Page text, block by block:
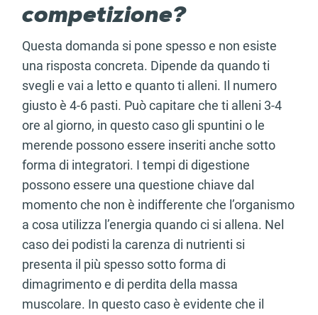
competizione?
Questa domanda si pone spesso e non esiste
una risposta concreta. Dipende da quando ti
svegli e vai a letto e quanto ti alleni. Il numero
giusto è 4-6 pasti. Può capitare che ti alleni 3-4
ore al giorno, in questo caso gli spuntini o le
merende possono essere inseriti anche sotto
forma di integratori. I tempi di digestione
possono essere una questione chiave dal
momento che non è indifferente che l’organismo
a cosa utilizza l’energia quando ci si allena. Nel
caso dei podisti la carenza di nutrienti si
presenta il più spesso sotto forma di
dimagrimento e di perdita della massa
muscolare. In questo caso è evidente che il